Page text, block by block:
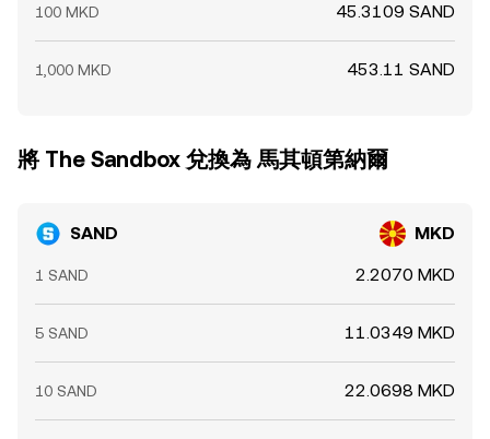
100 MKD 45.3109 SAND
1,000 MKD 453.11 SAND
將 The Sandbox 兌換為 馬其頓第納爾
SAND MKD
1 SAND 2.2070 MKD
5 SAND 11.0349 MKD
10 SAND 22.0698 MKD